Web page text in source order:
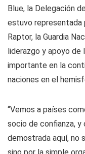
Blue, la Delegación
estuvo representada
Raptor, la Guardia
liderazgo y apoyo de
importante en la
naciones en el
“Vemos a países
socio de confianza, y
demostrada aquí, no